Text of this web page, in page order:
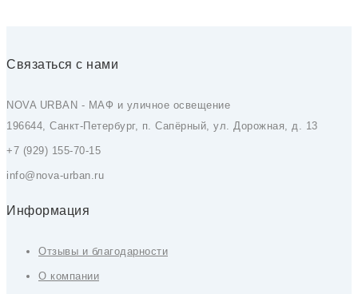
Связаться с нами
NOVA URBAN - МАФ и уличное освещение
196644, Санкт-Петербург, п. Сапёрный, ул. Дорожная, д. 13
+7 (929) 155-70-15
info@nova-urban.ru
Информация
Отзывы и благодарности
О компании